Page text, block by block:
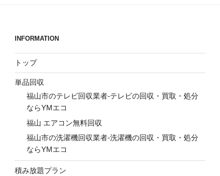
INFORMATION
トップ
単品回収
福山市のテレビ回収業者-テレビの回収・買取・処分
ならYMエコ
福山 エアコン無料回収
福山市の洗濯機回収業者-洗濯機の回収・買取・処分
ならYMエコ
積み放題プラン